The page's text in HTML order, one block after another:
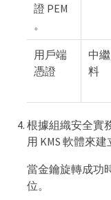
證 PEM
。
用戶端
憑證
中
料
根據組織安全實
用 KMS 軟體來建
當金鑰旋轉成功
位。